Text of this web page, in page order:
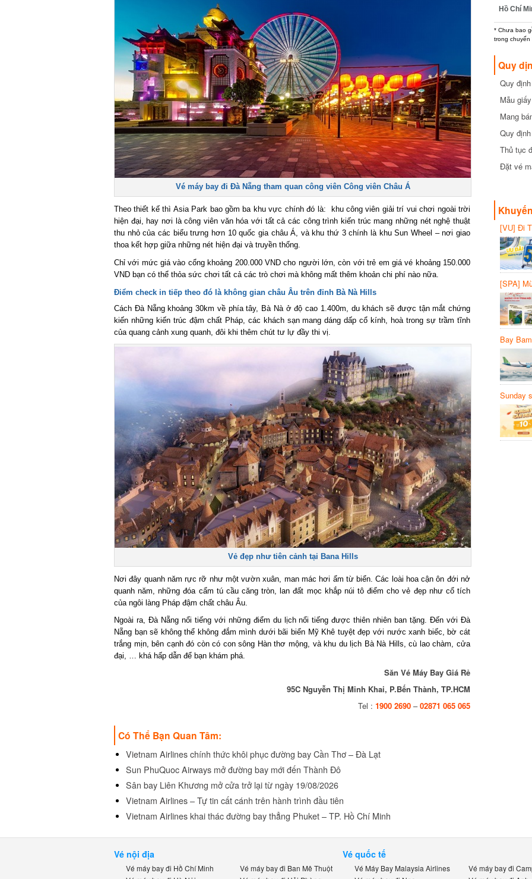
Vé máy bay đi Đà Nẵngtham quan công viên Công viên Châu Á
Theo thiết kế thì Asia Park bao gồm ba khu vực chính đó là: khu công viên giải trí vui chơi ngoài trời
hiện đại, hay nơi là công viên văn hóa với tất cả các công trình kiến trúc mang những nét nghệ thuật
thu nhỏ của các biểu trưng hơn 10 quốc gia châu Á, và khu thứ 3 chính là khu Sun Wheel – nơi giao
thoa kết hợp giữa những nét hiện đại và truyền thống.
Chỉ với mức giá vào cổng khoảng 200.000 VND cho người lớn, còn với trẻ em giá vé khoảng 150.000
VND bạn có thể thỏa sức chơi tất cả các trò chơi mà không mất thêm khoản chi phí nào nữa.
Điểm check in tiếp theo đó là không gian châu Âu trên đỉnh Bà Nà Hills
Cách Đà Nẵng khoảng 30km về phía tây, Bà Nà ở độ cao 1.400m, du khách sẽ được tận mắt chứng
kiến những kiến trúc đậm chất Pháp, các khách sạn mang dáng dấp cổ kính, hoà trong sự trầm tĩnh
của quang cảnh xung quanh, đôi khi thêm chút tư lự đầy thi vị.
Vẻ đẹp như tiên cảnh tại Bana Hills
Nơi đây quanh năm rực rỡ như một vườn xuân, man mác hơi ẩm từ biển. Các loài hoa cận ôn đới nở
quanh năm, những đóa cẩm tú cầu căng tròn, lan đất mọc khắp núi tô điểm cho vẻ đẹp như cổ tích
của ngôi làng Pháp đậm chất châu Âu.
Ngoài ra, Đà Nẵng nổi tiếng với những điểm du lịch nổi tiếng được thiên nhiên ban tặng. Đến với Đà
Nẵng bạn sẽ không thể không đắm mình dưới bãi biển Mỹ Khê tuyệt đẹp với nước xanh biếc, bờ cát
trắng mịn, bên cạnh đó còn có con sông Hàn thơ mộng, và khu du lịch Bà Nà Hills, cù lao chàm, cửa
đại, … khá hấp dẫn để bạn khám phá.
Săn Vé Máy Bay Giá Rẻ
95C Nguyễn Thị Minh Khai, P.Bến Thành, TP.HCM
Tel : 1900 2690–02871 065 065
Có Thể Bạn Quan Tâm:
Vietnam Airlines chính thức khôi phục đường bay Cần Thơ – Đà Lạt
Sun PhuQuoc Airways mở đường bay mới đến Thành Đô
Sân bay Liên Khương mở cửa trở lại từ ngày 19/08/2026
Vietnam Airlines – Tự tin cất cánh trên hành trình đầu tiên
Vietnam Airlines khai thác đường bay thẳng Phuket – TP. Hồ Chí Minh
Hồ Chí
* Chưa bao
trong chuyến
Quy
Quy
cần biết
Mẫu
Mang
Quy
Thủ tục
Đặt vé
[VU] Đi
giảm
[SPA]
20%
Bay
Sunday
Vé nội địa
Vé máy bay đi Hồ Chí Minh
Vé máy bay đi Ban Mê Thuột
Vé quốc tế
Vé Máy Bay Malaysia Airlines
Vé máy bay đi